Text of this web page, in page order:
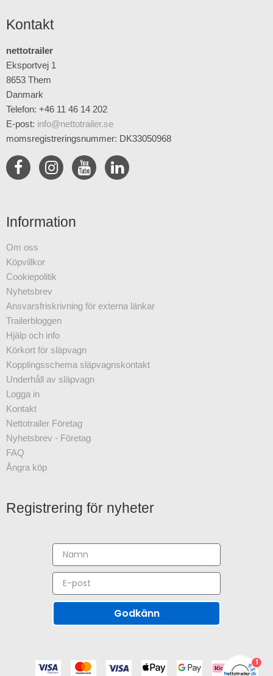
Kontakt
nettotrailer
Eksportvej 1
8653 Them
Danmark
Telefon: +46 11 46 14 202
E-post: info@nettotrailer.se
momsregistreringsnummer: DK33050968
Information
Om oss
Köpvillkor
Cookiepolitik
Nyhetsbrev
Ansvarsfriskrivning för externa länkar
Trailerbloggen
Hjälp och info
Körkort för släpvagn
Kopplingsschema släpvagnskontakt
Underhåll av släpvagn
Logga in
Kontakt
Nettotrailer Företag
Nyhetsbrev - Företag
FAQ
Ångra köp
Registrering för nyheter
Godkänn
1